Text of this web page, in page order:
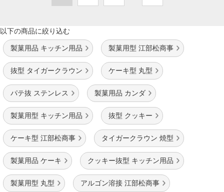
以下の商品に絞り込む
製菓用品 キッチン用品 製菓用型 江部松商事
抜型 タイガークラウン ケーキ型 丸型
パテ抜 ステンレス 製菓用品 カンダ
製菓用型 キッチン用品 抜型 クッキー
ケーキ型 江部松商事 タイガークラウン 焼型
製菓用品 ケーキ クッキー抜型 キッチン用品
製菓用型 丸型 アルゴン溶接 江部松商事